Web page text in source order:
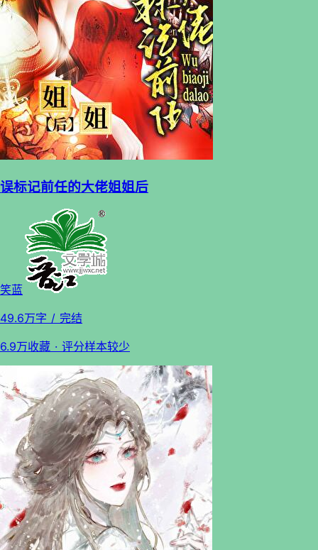
误标记前任的大佬姐姐后
笑蓝
49.6万字 / 完结
6.9万收藏 · 评分样本较少